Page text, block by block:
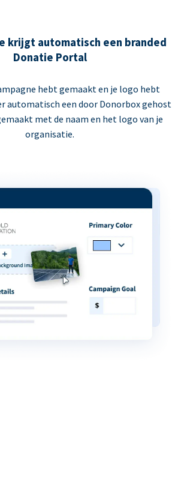
krijgt automatisch een branded
Donatie Portal
hebt gemaakt en je logo hebt
automatisch een door Donorbox gehost
met de naam en het logo van je
organisatie.